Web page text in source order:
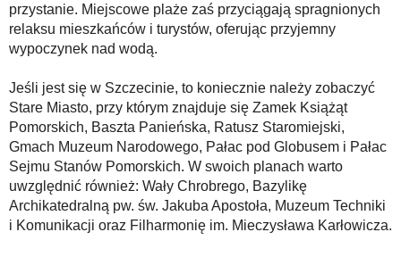
przystanie. Miejscowe plaże zaś przyciągają spragnionych
relaksu mieszkańców i turystów, oferując przyjemny
wypoczynek nad wodą.
Jeśli jest się w Szczecinie, to koniecznie należy zobaczyć
Stare Miasto, przy którym znajduje się Zamek Książąt
Pomorskich, Baszta Panieńska, Ratusz Staromiejski,
Gmach Muzeum Narodowego, Pałac pod Globusem i Pałac
Sejmu Stanów Pomorskich. W swoich planach warto
uwzględnić również: Wały Chrobrego, Bazylikę
Archikatedralną pw. św. Jakuba Apostoła, Muzeum Techniki
i Komunikacji oraz Filharmonię im. Mieczysława Karłowicza.